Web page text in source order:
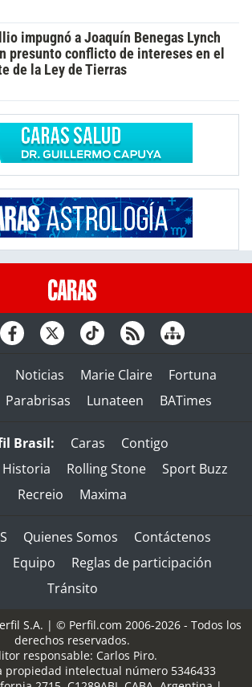
impugnó a Joaquín Benegas Lynch
presunto conflicto de intereses en el
de la Ley de Tierras
Noticias Marie Claire
Fortuna
Parabrisas Lunateen BATimes
Brasil: Caras
Contigo
Rolling Stone
Sport Buzz
Recreio
Maxima
Quienes Somos
Contáctenos
Equipo
Reglas de participación
Tránsito
S.A. | © Perfil.com 2006-2026 - Todos los
derechos reservados.
responsable: Carlos Piro.
propiedad intelectual número 5346433